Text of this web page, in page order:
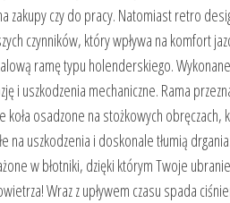
zakupy czy do pracy. Natomiast retro
czynników, który wpływa na komfort
ramę typu holenderskiego.
i uszkodzenia mechaniczne. Rama
koła osadzone na stożkowych
na uszkodzenia i doskonale tłumią
w błotniki, dzięki którym Twoje
Wraz z upływem czasu spada